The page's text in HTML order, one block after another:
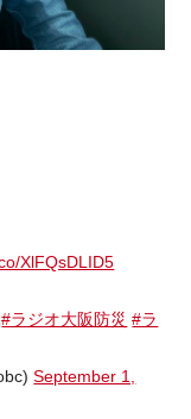
XlFQsDLID5
#ラジオ大阪防災 #ラ
September 1,